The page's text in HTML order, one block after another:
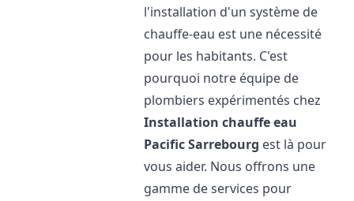
l'installation d'un système de
chauffe-eau est une nécessité
pour les habitants. C'est
pourquoi notre équipe de
plombiers expérimentés chez
Installation chauffe eau
PacificSarrebourg est là pour
vous aider. Nous offrons une
gamme de services pour